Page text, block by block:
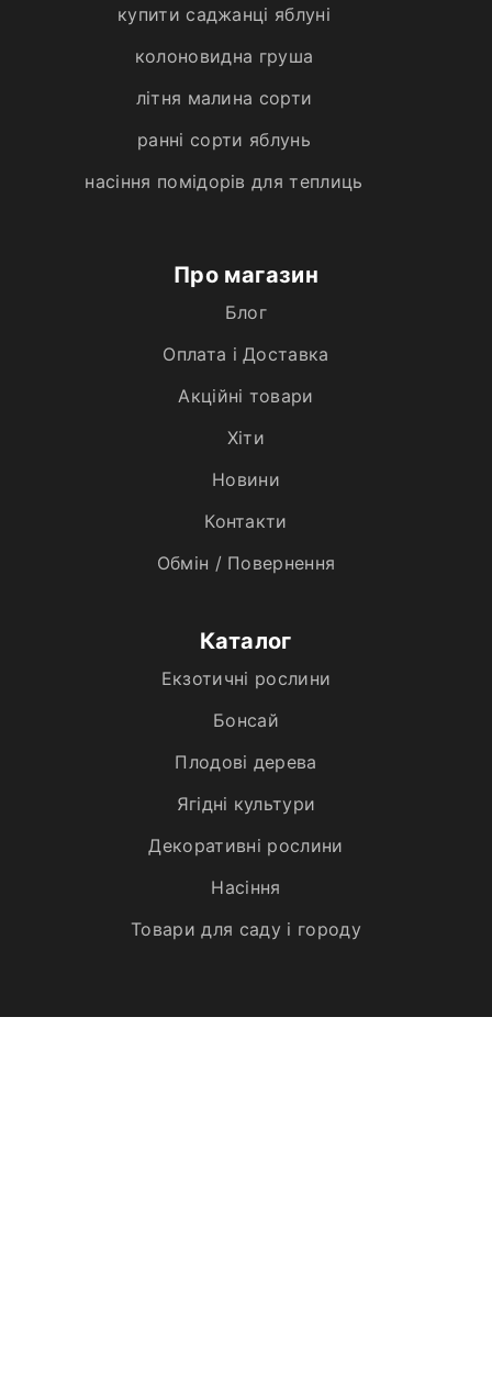
купити саджанці яблуні
колоновидна груша
літня малина сорти
ранні сорти яблунь
насіння помідорів для теплиць
Про магазин
Блог
Оплата і Доставка
Акційні товари
Хiти
Новини
Контакти
Обмін / Повернення
Каталог
Екзотичні рослини
Бонсай
Плодові дерева
Ягідні культури
Декоративні рослини
Насіння
Товари для саду і городу